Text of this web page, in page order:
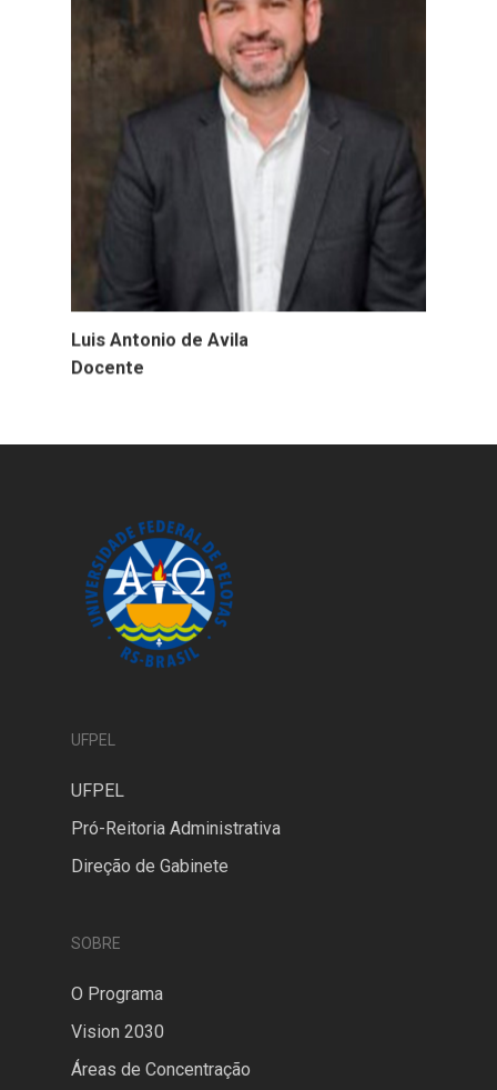
Luis Antonio de Avila
Docente
UFPEL
UFPEL
Pró-Reitoria Administrativa
Direção de Gabinete
SOBRE
O Programa
Vision 2030
Áreas de Concentração